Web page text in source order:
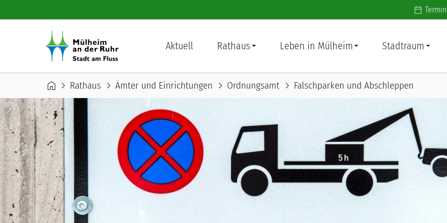
Aktuell
Rathaus Leben in Mülheim Stadtraum
Pfadnavigation
home chevron_right Rathaus chevron_right Ämter und Einrichtungen chevron_right Ordnungsamt chevron_right Falschparken und Abschleppen